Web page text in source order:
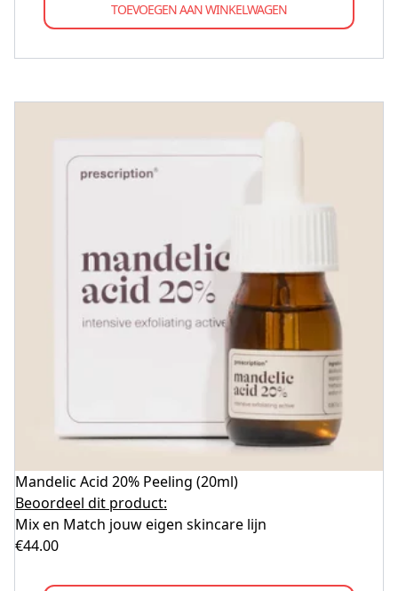
TOEVOEGEN AAN WINKELWAGEN
Mandelic Acid 20% Peeling (20ml)
Beoordeel dit product:
Mix en Match jouw eigen skincare lijn
€44.00